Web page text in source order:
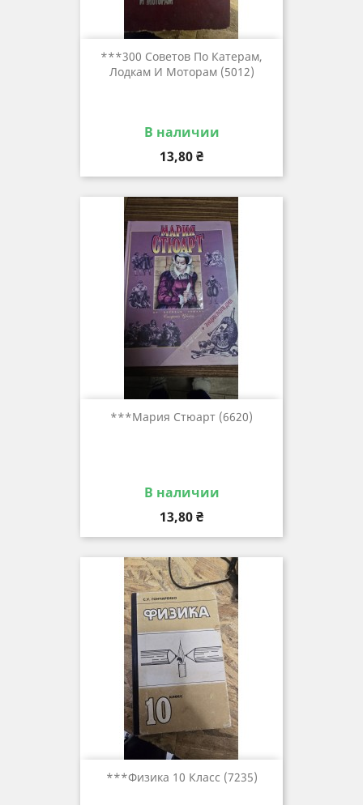
***300 Советов По Катерам,
Лодкам И Моторам (5012)
В наличии
Цена
13,80 ₴
***Мария Стюарт (6620)
В наличии
Цена
13,80 ₴
***Физика 10 Класс (7235)